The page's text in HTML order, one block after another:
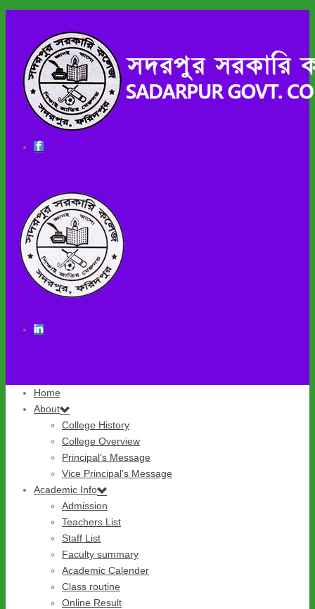
Home
About
College History
College Overview
Principal’s Message
Vice Principal’s Message
Academic Info
Admission
Teachers List
Staff List
Faculty summary
Academic Calender
Class routine
Online Result